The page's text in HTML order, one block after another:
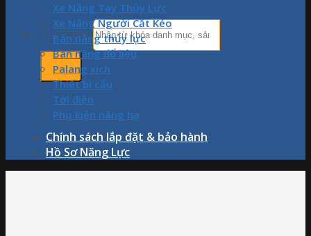
Tìm kiếm:
Xe Nâng Tay Thủy Lực
Xe Nâng Người Cắt Kéo
Bàn nâng thủy lực
Bàn nâng đổ liệu
Palang xích
Thiết bị cẩu
Tời điện
Phụ kiện nâng hạ
Chính sách lắp đặt & bảo hành
Hồ Sơ Năng Lực